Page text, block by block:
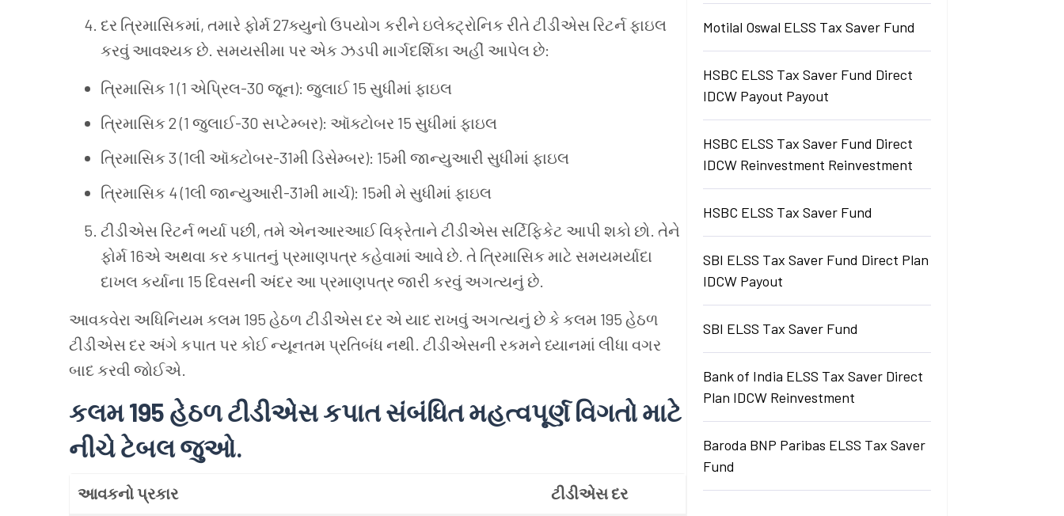
દર ત્રિમાસિકમાં, તમારેફોર્મ 27ક્યુનો ઉપયોગ કરીને ઇલેક્ટ્રોનિક રીતેટીડીએસ રિટર્નફાઇલ
કરવું આવશ્યક છે. સમયસીમા પર એક ઝડપી માર્ગદર્શિકા અહીં આપેલ છે:
ત્રિમાસિક 1 (1 એપ્રિલ-30 જૂન): જુલાઈ 15 સુધીમાં ફાઇલ
ત્રિમાસિક 2 (1 જુલાઈ-30 સપ્ટેમ્બર): ઑક્ટોબર 15 સુધીમાં ફાઇલ
ત્રિમાસિક 3 (1લી ઑક્ટોબર-31મી ડિસેમ્બર): 15મી જાન્યુઆરી સુધીમાં ફાઇલ
ત્રિમાસિક 4 (1લી જાન્યુઆરી-31મી માર્ચ): 15મી મે સુધીમાં ફાઇલ
ટીડીએસ રિટર્નભર્યા પછી, તમે એનઆરઆઈ વિક્રેતાને ટીડીએસ સર્ટિફિકેટ આપી શકો છો. તેને
ફોર્મ 16એ અથવા કરકપાતનું પ્રમાણપત્રકહેવામાં આવે છે. તે ત્રિમાસિકમાટે સમયમર્યાદા
દાખલકર્યાના 15 દિવસની અંદર આ પ્રમાણપત્રજારી કરવું અગત્યનું છે.
આવકવેરા અધિનિયમકલમ 195 હેઠળ ટીડીએસદર એયાદ રાખવું અગત્યનું છેકેકલમ 195 હેઠળ
ટીડીએસદર અંગે કપાત પરકોઈન્યૂનતમ પ્રતિબંધ નથી. ટીડીએસની રકમને ધ્યાનમાં લીધા વગર
બાદકરવી જોઈએ.
કલમ 195 હેઠળટીડીએસકપાતસંબંધિતમહત્વપૂર્ણ વિગતોમાટે
નીચેટેબલજુઓ.
આવકનોપ્રકાર ટીડીએસદર
Motilal Oswal ELSS Tax Saver Fund
HSBC ELSS Tax Saver Fund Direct
IDCW Payout Payout
HSBC ELSS Tax Saver Fund Direct
IDCW Reinvestment Reinvestment
HSBC ELSS Tax Saver Fund
SBI ELSS Tax Saver Fund Direct Plan
IDCW Payout
SBI ELSS Tax Saver Fund
Bank of India ELSS Tax Saver Direct
Plan IDCW Reinvestment
Baroda BNP Paribas ELSS Tax Saver
Fund